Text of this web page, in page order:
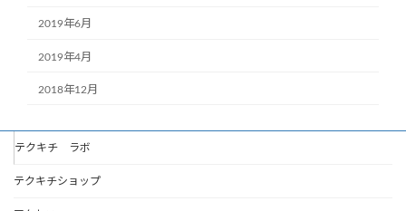
2019年6月
2019年4月
2018年12月
テクキチ ラボ
テクキチショップ